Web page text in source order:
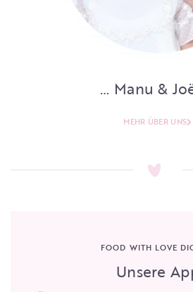
… Manu &
MEHR ÜBER UNS
FOOD WITH LOVE
Unsere